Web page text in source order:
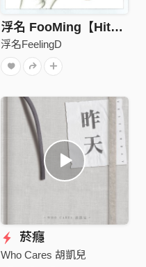
浮名 FooMing【Hitch Hiking 搭便車】
浮名FeelingD
菸癮
Who Cares 胡凱兒